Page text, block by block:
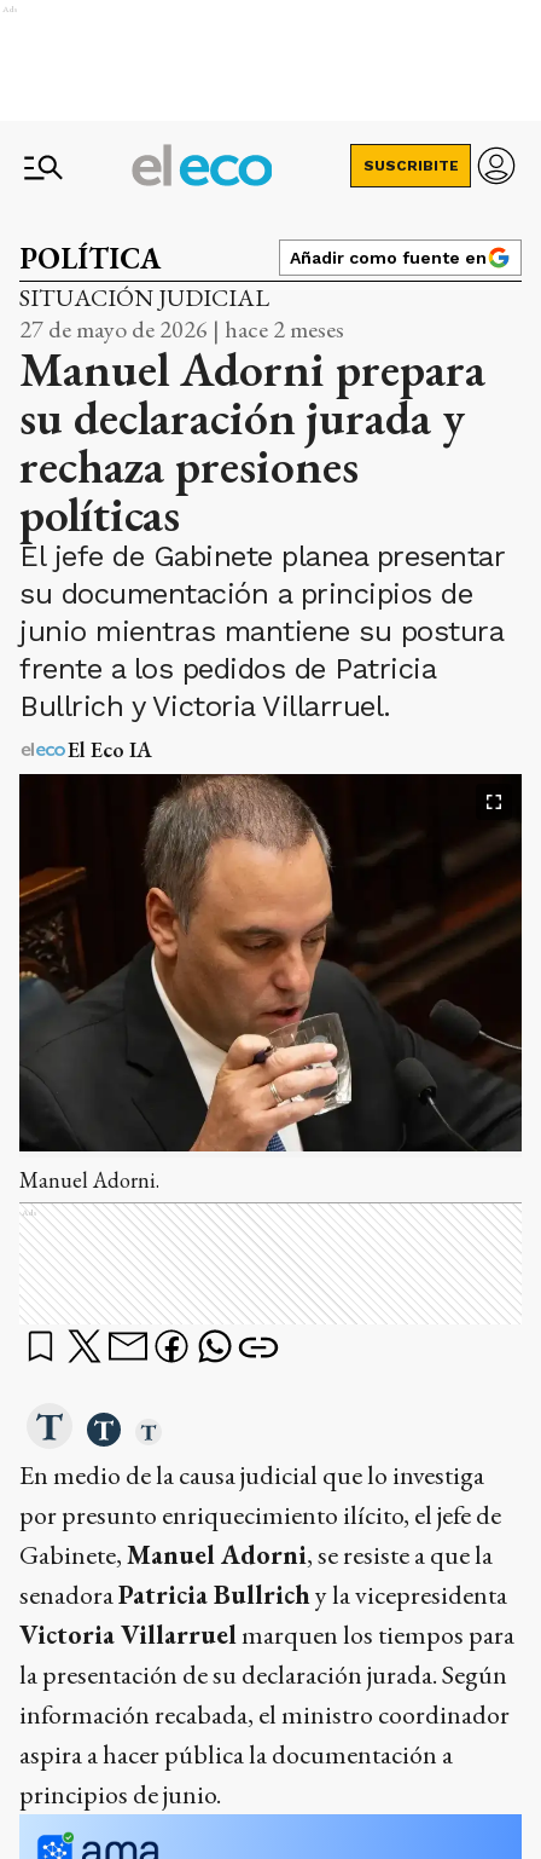
Ads
SUSCRIBITE
POLÍTICA Añadir como fuente en
SITUACIÓN JUDICIAL
27 de mayo de 2026 | hace 2 meses
Manuel Adorni prepara
su declaración jurada y
rechaza presiones
políticas
El jefe de Gabinete planea presentar
su documentación a principios de
junio mientras mantiene su postura
frente a los pedidos de Patricia
Bullrich y Victoria Villarruel.
El Eco IA
Manuel Adorni.
Ads
En medio de la causa judicial que lo investiga
por presunto enriquecimiento ilícito, el jefe de
Gabinete,Manuel Adorni, se resiste a que la
senadoraPatricia Bullrichy la vicepresidenta
Victoria Villarruelmarquen los tiempos para
la presentación de su declaración jurada. Según
información recabada, el ministro coordinador
aspira a hacer pública la documentación a
principios de junio.